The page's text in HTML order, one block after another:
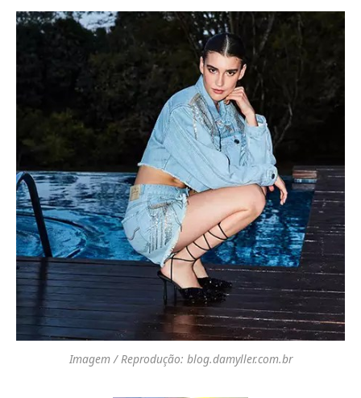
Imagem / Reprodução: blog.damyller.com.br